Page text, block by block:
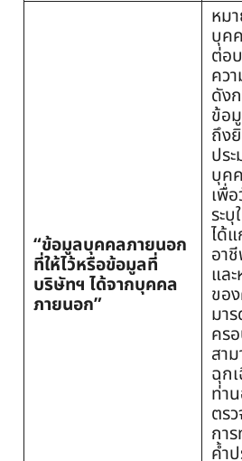
“ข้อมูลบุคคลภายนอก
ที่ให้ไว้หรือข้อมูลที่
บริษัทฯ ได้จากบุคคล
ภายนอก”
หม
บุค
ต่อ
คว
ดัง
ข้อ
ถึง
ปร
บุค
เพื่
ระ
ได้
อา
แล
ขอ
มา
คร
สา
ฉุก
ท่า
ตร
กา
ค้ำ